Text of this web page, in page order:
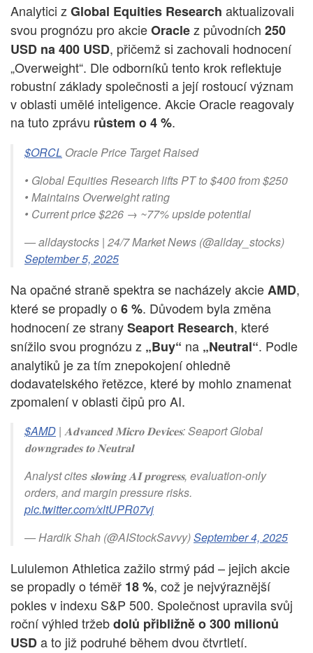
Analytici z Global Equities Research aktualizovali
svou prognózu pro akcieOraclez původních 250
USD na 400 USD, přičemž si zachovali hodnocení
„Overweight“. Dle odborníků tento krok reflektuje
robustní základy společnosti a její rostoucí význam
v oblasti umělé inteligence. Akcie Oracle reagovaly
na tuto zprávu růstem o 4 %.
$ORCL Oracle Price Target Raised
• Global Equities Research lifts PT to $400 from $250
• Maintains Overweight rating
• Current price $226 → ~77% upside potential
— alldaystocks | 24/7 Market News (@allday_stocks)
September 5, 2025
Na opačné straně spektra se nacházely akcieAMD,
které se propadly o 6 %. Důvodem byla změna
hodnocení ze stranySeaport Research, které
snížilo svou prognózu z „Buy“ na „Neutral“. Podle
analytiků je za tím znepokojení ohledně
dodavatelského řetězce, které by mohlo znamenat
zpomalení v oblasti čipů pro AI.
$AMD | 𝐀𝐝𝐯𝐚𝐧𝐜𝐞𝐝 𝐌𝐢𝐜𝐫𝐨 𝐃𝐞𝐯𝐢𝐜𝐞𝐬: Seaport Global
𝐝𝐨𝐰𝐧𝐠𝐫𝐚𝐝𝐞𝐬 𝐭𝐨 𝐍𝐞𝐮𝐭𝐫𝐚𝐥
Analyst cites 𝐬𝐥𝐨𝐰𝐢𝐧𝐠 𝐀𝐈 𝐩𝐫𝐨𝐠𝐫𝐞𝐬𝐬, evaluation-only
orders, and margin pressure risks.
pic.twitter.com/xltUPR07vj
— Hardik Shah (@AIStockSavvy)September 4, 2025
Lululemon Athletica zažilo strmý pád – jejich akcie
se propadly o téměř 18 %, což je nejvýraznější
pokles v indexu S&P 500. Společnost upravila svůj
roční výhled tržebdolů přibližně o 300 milionů
USDa to již podruhé během dvou čtvrtletí.